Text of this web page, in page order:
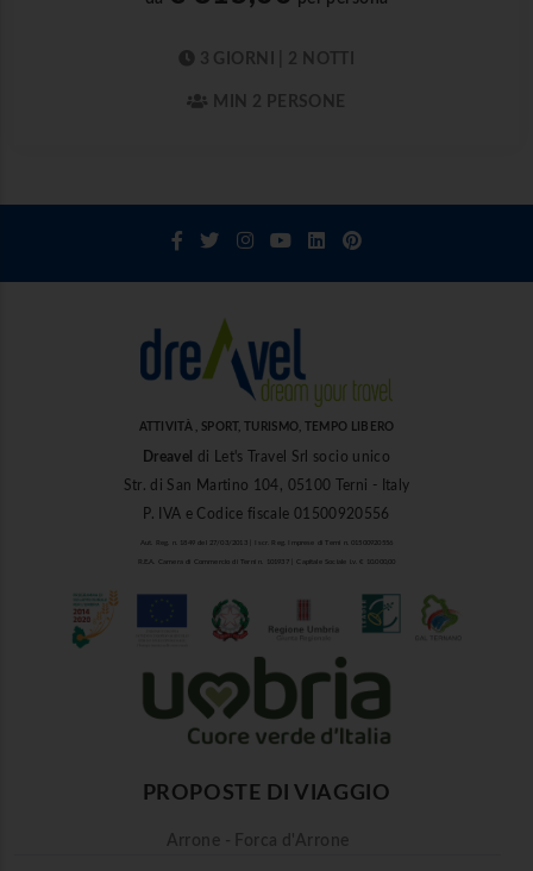
3 GIORNI | 2 NOTTI
MIN 2 PERSONE
ATTIVITÀ , SPORT, TURISMO, TEMPO LIBERO
Dreavel
di Let's Travel Srl socio unico
Str. di San Martino 104, 05100 Terni - Italy
P. IVA e Codice fiscale 01500920556
Aut. Reg. n. 1849 del 27/03/2013 | Iscr. Reg. Imprese di Terni n. 01500920556
R.E.A. Camera di Commercio di Terni n. 101937 | Capitale Sociale i.v. € 10.000,00
PROPOSTE DI VIAGGIO
Arrone - Forca d'Arrone